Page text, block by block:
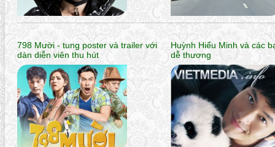
798 Mười - tung poster và trailer với
dàn diễn viên thu hút
Huỳnh Hiểu Minh và các
dễ thương